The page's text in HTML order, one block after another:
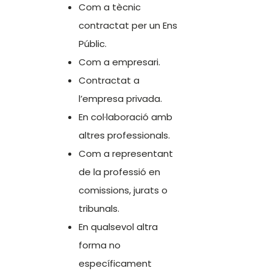
Com a tècnic
contractat per un Ens
Públic.
Com a empresari.
Contractat a
l’empresa privada.
En col·laboració amb
altres professionals.
Com a representant
de la professió en
comissions, jurats o
tribunals.
En qualsevol altra
forma no
específicament